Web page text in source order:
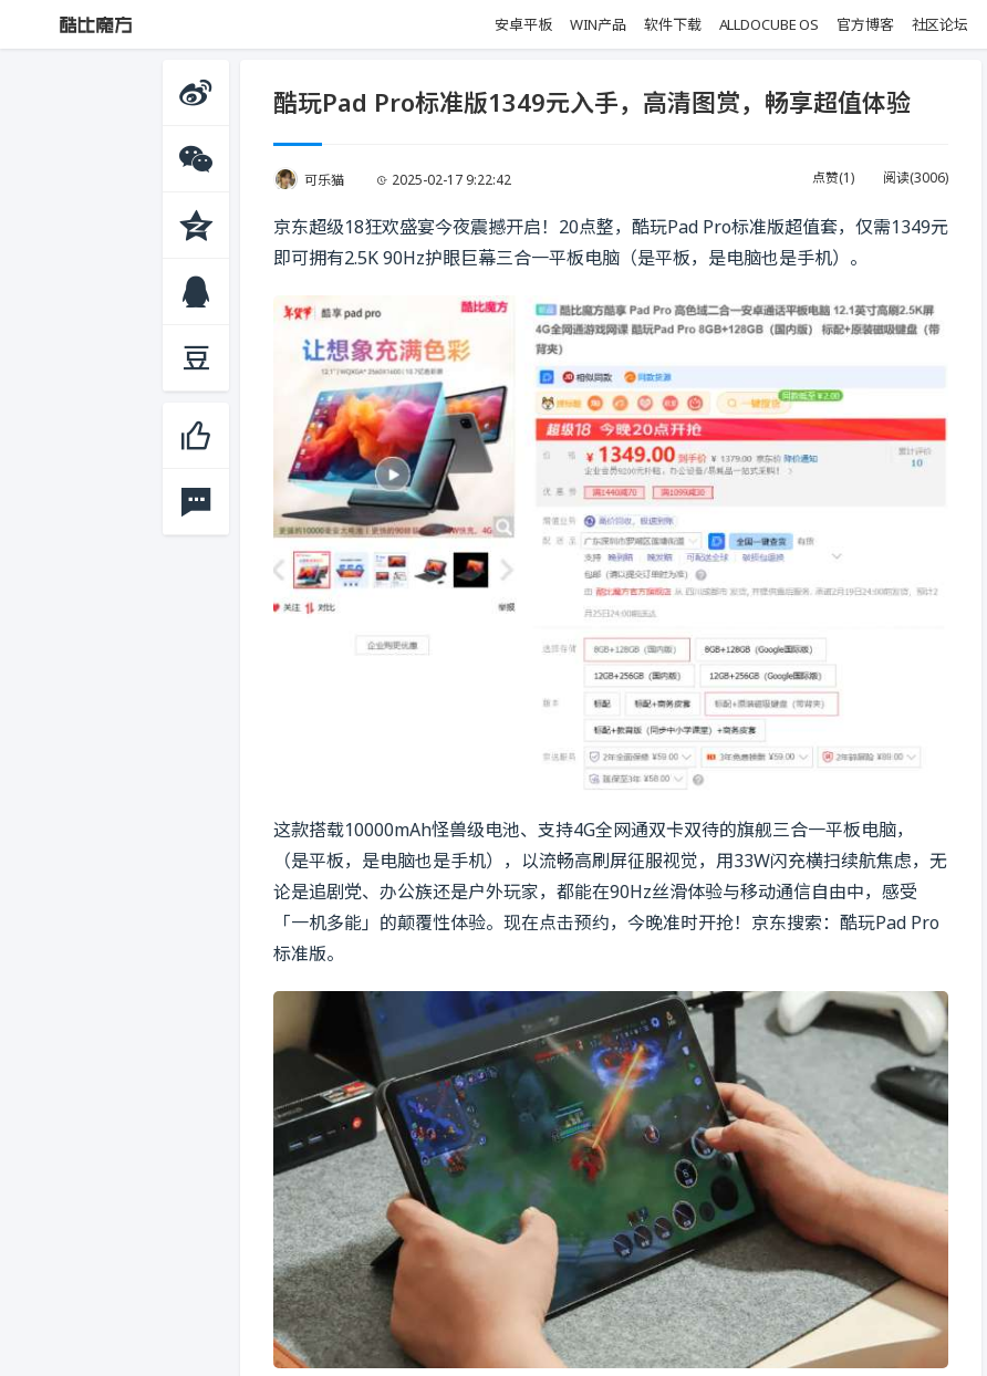
安卓平板 WIN产品 软件下载 ALLDOCUBE OS 官方博客 社区论坛
酷玩Pad Pro标准版1349元入手，高清图赏，畅享超值体验
可乐猫 2025-02-17 9:22:42 阅读(3006)
点赞(1)
京东超级18狂欢盛宴今夜震撼开启！20点整，酷玩Pad Pro标准版超值套，仅需1349元
即可拥有2.5K 90Hz护眼巨幕三合一平板电脑（是平板，是电脑也是手机）。
这款搭载10000mAh怪兽级电池、支持4G全网通双卡双待的旗舰三合一平板电脑，
（是平板，是电脑也是手机），以流畅高刷屏征服视觉，用33W闪充横扫续航焦虑，无
论是追剧党、办公族还是户外玩家，都能在90Hz丝滑体验与移动通信自由中，感受
「一机多能」的颠覆性体验。现在点击预约，今晚准时开抢！京东搜索：酷玩Pad Pro
标准版。